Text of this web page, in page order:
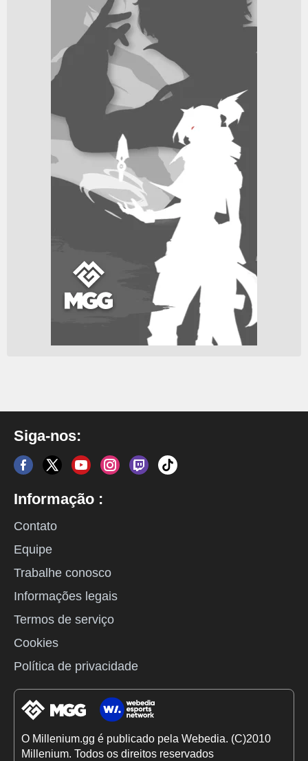
Siga-nos:
Informação :
Contato
Equipe
Trabalhe conosco
Informações legais
Termos de serviço
Cookies
Política de privacidade
O Millenium.gg é publicado pela Webedia. (C)2010
Millenium. Todos os direitos reservados